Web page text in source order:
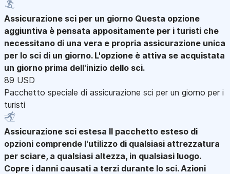
Assicurazione sci per un giorno Questa opzione
aggiuntiva è pensata appositamente per i turisti che
necessitano di una vera e propria assicurazione unica
per lo sci di un giorno. L'opzione è attiva se acquistata
un giorno prima dell'inizio dello sci.
89 USD
Pacchetto speciale di assicurazione sci per un giorno per i
turisti
Assicurazione sci estesa Il pacchetto esteso di
opzioni comprende l'utilizzo di qualsiasi attrezzatura
per sciare, a qualsiasi altezza, in qualsiasi luogo.
Copre i danni causati a terzi durante lo sci. Azioni